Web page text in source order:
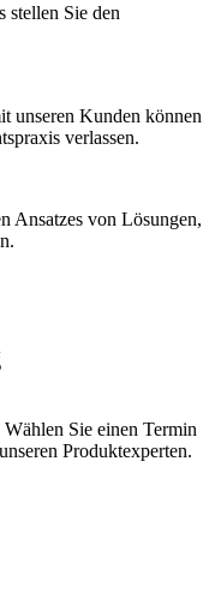
stellen Sie den
unseren Kunden können
verlassen.
Ansatzes von Lösungen,
Sie einen Termin
Produktexperten.